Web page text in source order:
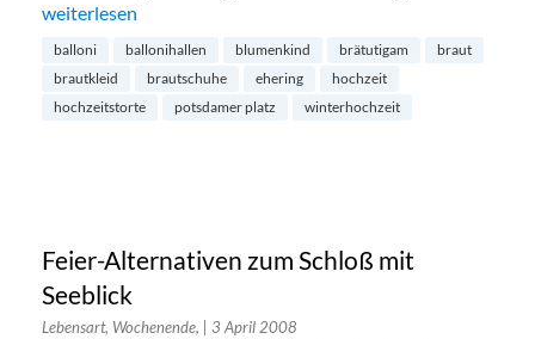
„Balloni – Eventlocation und mehr“
weiterlesen
balloni ballonihallen blumenkind brätutigam
braut
brautkleid
brautschuhe ehering
hochzeit
hochzeitstorte
potsdamer platz winterhochzeit
Feier-Alternativen zum Schloß mit
Seeblick
Lebensart, Wochenende, | 3 April 2008